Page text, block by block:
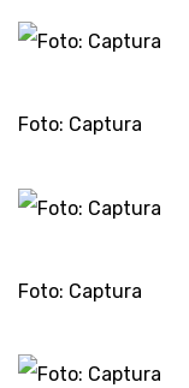
Foto: Captura
Foto: Captura